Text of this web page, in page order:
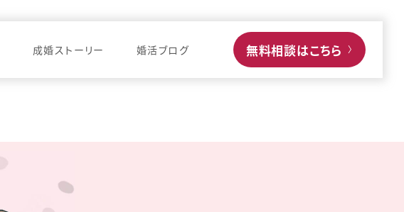
成婚ストーリー 婚活ブログ 無料相談はこちら 〉